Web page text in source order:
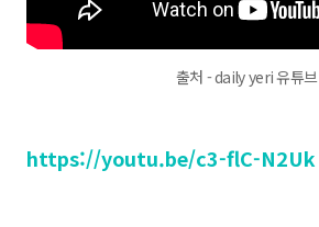
출처 - daily yeri 유튜브
https://youtu.be/c3-flC-N2Uk